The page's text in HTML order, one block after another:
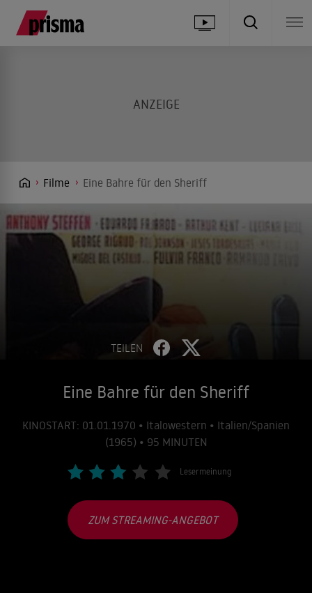
Filme Eine Bahre für den Sheriff
TEILEN
Eine Bahre für den Sheriff
KINOSTART: 01.01.1970 • Italowestern • Italien/Spanien
(1965) • 95 MINUTEN
Lesermeinung
ZUM STREAMING-ANGEBOT